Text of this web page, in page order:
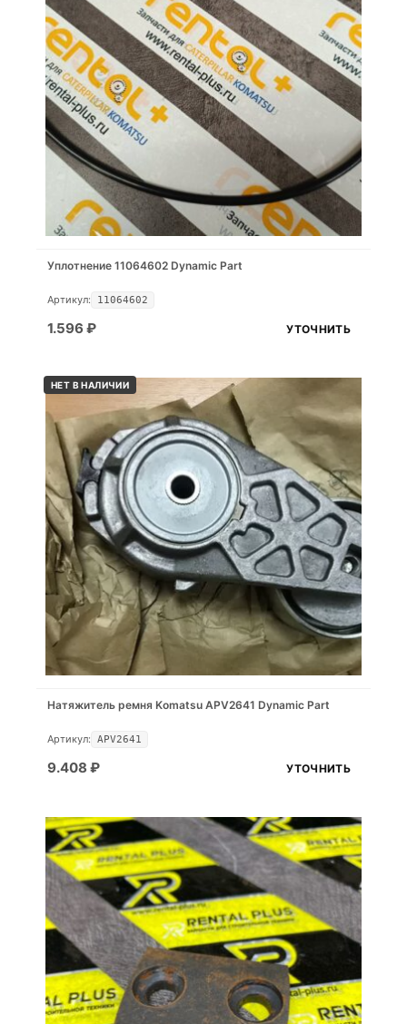
Уплотнение 11064602 Dynamic Part
Артикул: 11064602
1.596 ₽ УТОЧНИТЬ
НЕТ В НАЛИЧИИ
Натяжитель ремня Komatsu APV2641 Dynamic Part
Артикул: APV2641
9.408 ₽ УТОЧНИТЬ